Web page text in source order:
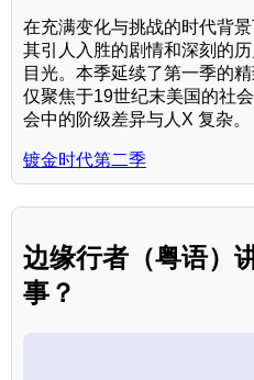
在充满变化与挑战的时代背
其引人入胜的剧情和深刻的
目光。本季延续了第一季的
仅聚焦于19世纪末美国的社
会中的阶级差异与人X 复杂。
镀金时代第二季
边缘行者（粤语）
事？